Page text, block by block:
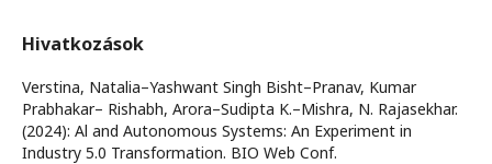
Hivatkozások
Verstina, Natalia–Yashwant Singh Bisht–Pranav, Kumar
Prabhakar– Rishabh, Arora–Sudipta K.–Mishra, N. Rajasekhar.
(2024): Al and Autonomous Systems: An Experiment in
Industry 5.0 Transformation. BIO Web Conf.